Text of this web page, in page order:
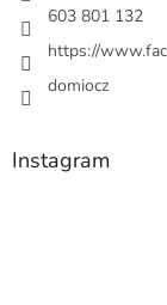
603 801 132
https://
domiocz
Instagram